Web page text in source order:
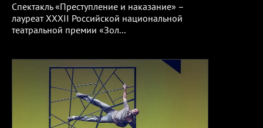
Спектакль «Преступление и наказание» –
лауреат XXXII Российской национальной
театральной премии «Зол...